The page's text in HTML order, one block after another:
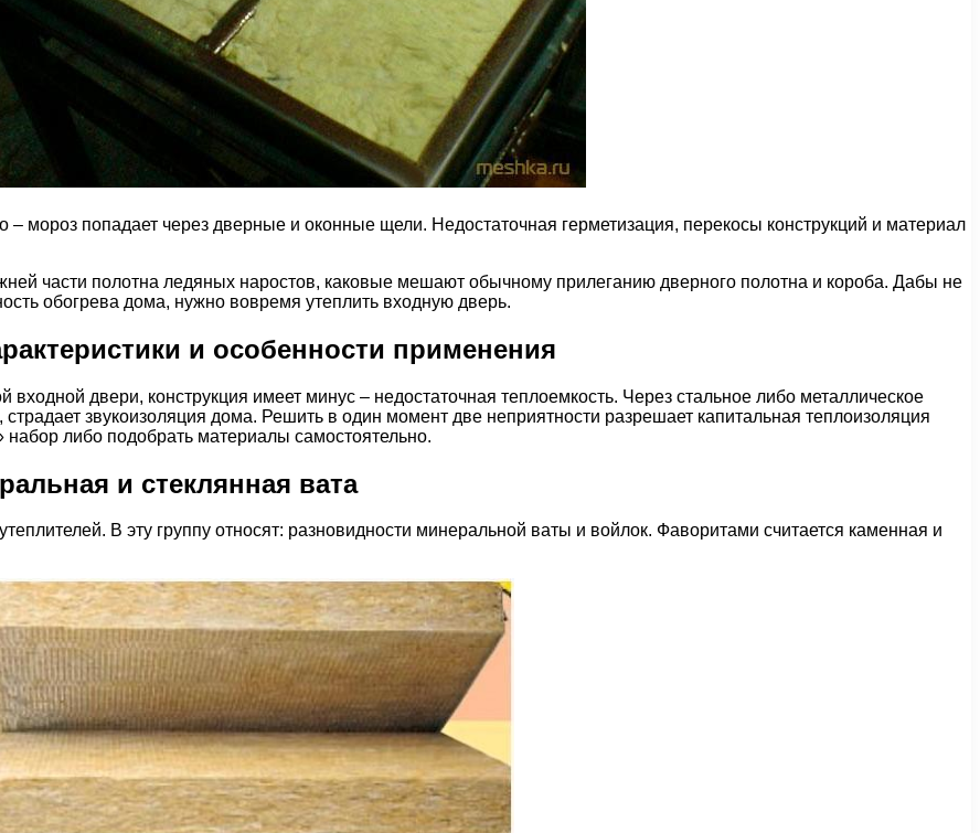
мороз попадает через дверные и оконные щели. Недостаточная герметизация, перекосы конструкций и материал
части полотна ледяных наростов, каковые мешают обычному прилеганию дверного полотна и короба. Дабы не
обогрева дома, нужно вовремя утеплить входную дверь.
и особенности применения
двери, конструкция имеет минус – недостаточная теплоемкость. Через стальное либо металлическое
звукоизоляция дома. Решить в один момент две неприятности разрешает капитальная теплоизоляция
либо подобрать материалы самостоятельно.
и стеклянная вата
В эту группу относят: разновидности минеральной ваты и войлок. Фаворитами считается каменная и